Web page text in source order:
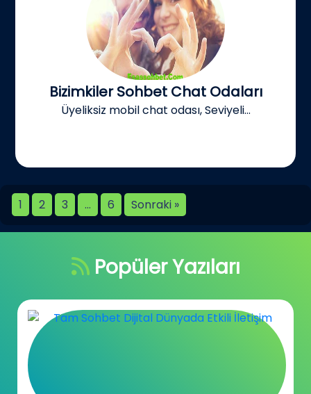
Bizimkiler Sohbet Chat Odaları
Üyeliksiz mobil chat odası, Seviyeli...
1 2 3 … 6 Sonraki »
Popüler Yazıları